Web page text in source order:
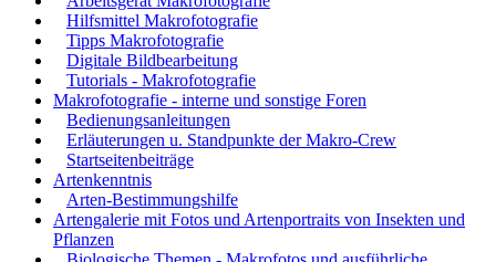
Hilfsmittel Makrofotografie
Tipps Makrofotografie
Digitale Bildbearbeitung
Tutorials - Makrofotografie
Makrofotografie - interne und sonstige Foren
Bedienungsanleitungen
Erläuterungen u. Standpunkte der Makro-Crew
Startseitenbeiträge
Artenkenntnis
Arten-Bestimmungshilfe
Artengalerie mit Fotos und Artenportraits von Insekten und
Pflanzen